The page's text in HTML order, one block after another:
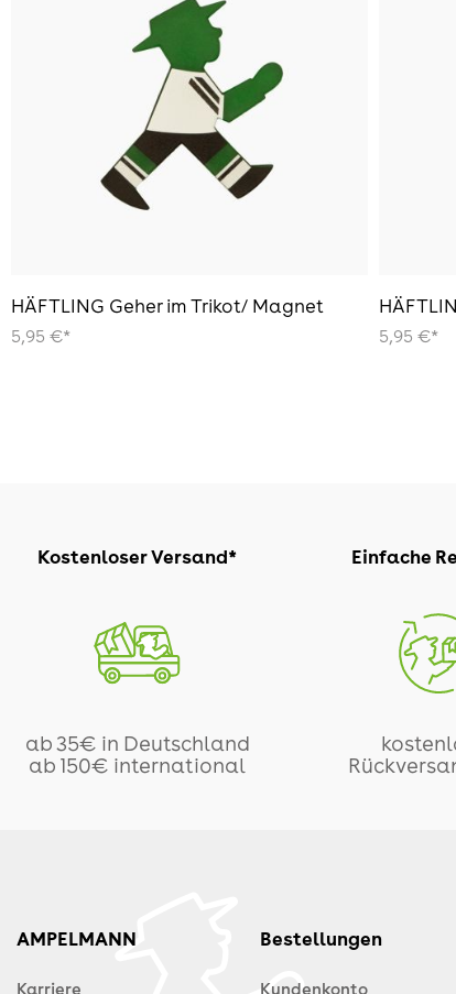
HÄFTLING Geher im Trikot/ Magnet
5,95 €* 5,95 €*
Kostenloser Versand*
ab 35€ in Deutschland
ab 150€ international
Einfache
AMPELMANN
Karriere
Bestellungen
Kundenkonto